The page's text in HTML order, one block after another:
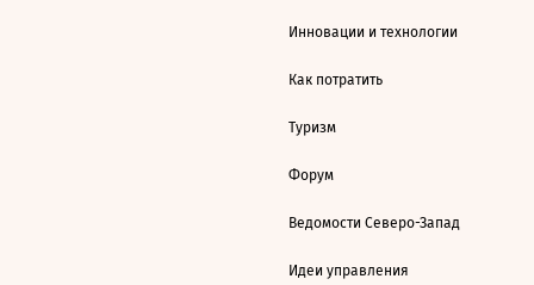
Инновации и технологии
Как потратить
Туризм
Форум
Ведомости Северо-Запад
Идеи управления